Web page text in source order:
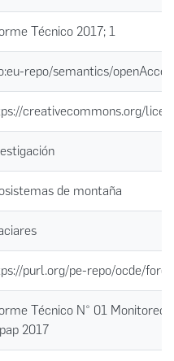
Técnico 2017; 1
repo/semantics/
creativecommons.org/
de montaña
purl.org/pe-repo/ocde/
Técnico N° 01 Monitoreo
2017